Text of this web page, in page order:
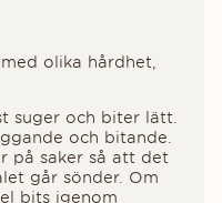
olika hårdhet,
suger och biter lätt.
och bitande.
på saker så att det
går sönder. Om
bits igenom